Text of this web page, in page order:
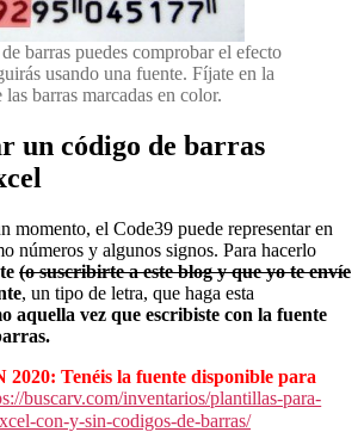
barras puedes comprobar el efecto
usando una fuente. Fíjate en la
barras marcadas en color.
un código de barras
momento, el Code39 puede representar en
números y algunos signos. Para hacerlo
(o suscribirte a este blog y que yo te envíe
, un tipo de letra, que haga esta
aquella vez que escribiste con la fuente
2020: Tenéis la fuente disponible para
buscarv.com/inventarios/plantillas-para-
con-y-sin-codigos-de-barras/